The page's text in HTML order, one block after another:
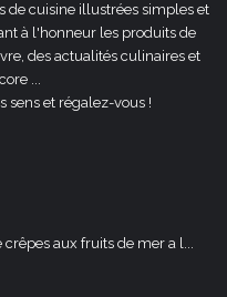
de cuisine illustrées simples et
à l'honneur les produits de
des actualités culinaires et
...
sens et régalez-vous !
crêpes aux fruits de mer a l...